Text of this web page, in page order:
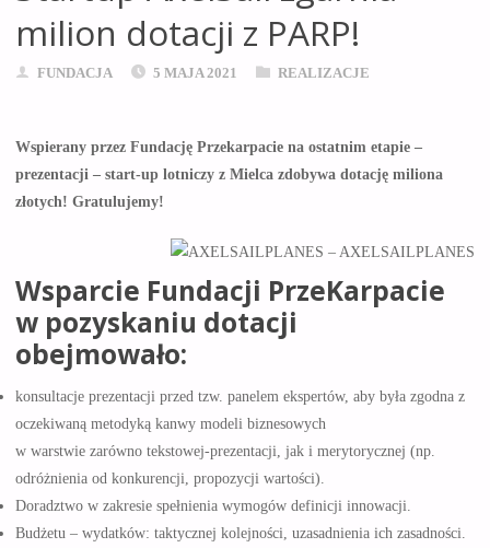
milion dotacji z PARP!
FUNDACJA 5 MAJA 2021 REALIZACJE
Wspierany przez Fundację Przekarpacie na ostatnim etapie –
prezentacji – start-up lotniczy z Mielca zdobywa dotację miliona
złotych! Gratulujemy!
Wsparcie Fundacji PrzeKarpacie
w pozyskaniu dotacji
obejmowało:
konsultacje prezentacji przed tzw. panelem ekspertów, aby była zgodna z
oczekiwaną metodyką kanwy modeli biznesowych
w warstwie zarówno tekstowej-prezentacji, jak i merytorycznej (np.
odróżnienia od konkurencji, propozycji wartości).
Doradztwo w zakresie spełnienia wymogów definicji innowacji.
Budżetu – wydatków: taktycznej kolejności, uzasadnienia ich zasadności.